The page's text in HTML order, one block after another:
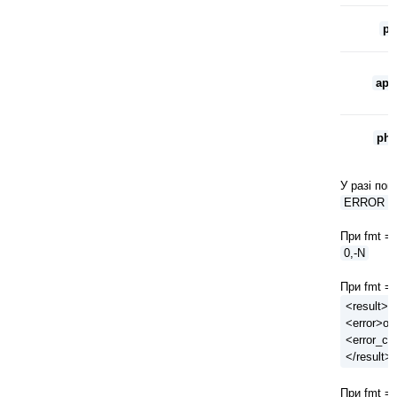
У разі
ERROR
При fmt =
0,-N
При fmt =
<result>
</result>
При fmt =